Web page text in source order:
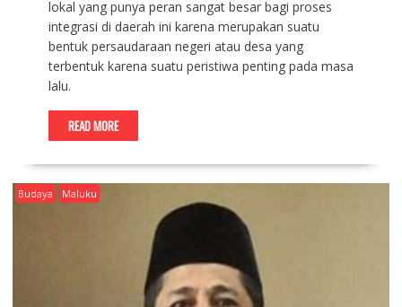
lokal yang punya peran sangat besar bagi proses
integrasi di daerah ini karena merupakan suatu
bentuk persaudaraan negeri atau desa yang
terbentuk karena suatu peristiwa penting pada masa
lalu.
READ MORE
Budaya Maluku